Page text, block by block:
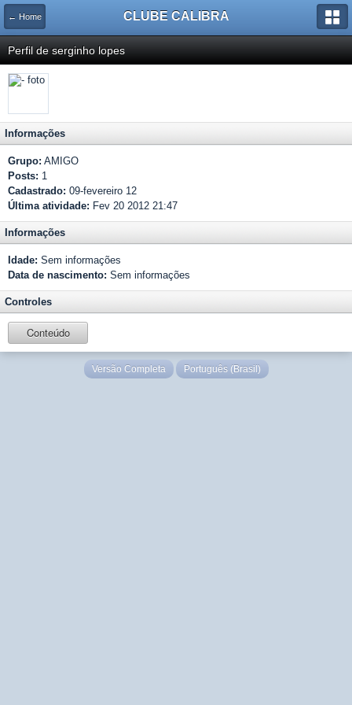
← Home CLUBE CALIBRA
Perfil de serginho lopes
Informações
Grupo: AMIGO
Posts: 1
Cadastrado: 09-fevereiro 12
Última atividade: Fev 20 2012 21:47
Informações
Idade: Sem informações
Data de nascimento: Sem informações
Controles
Conteúdo
Versão Completa Português (Brasil)